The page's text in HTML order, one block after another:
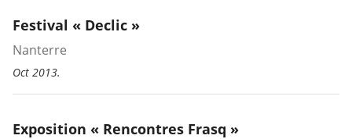
Festival « Declic »
Nanterre
Oct 2013.
Exposition « Rencontres Frasq »